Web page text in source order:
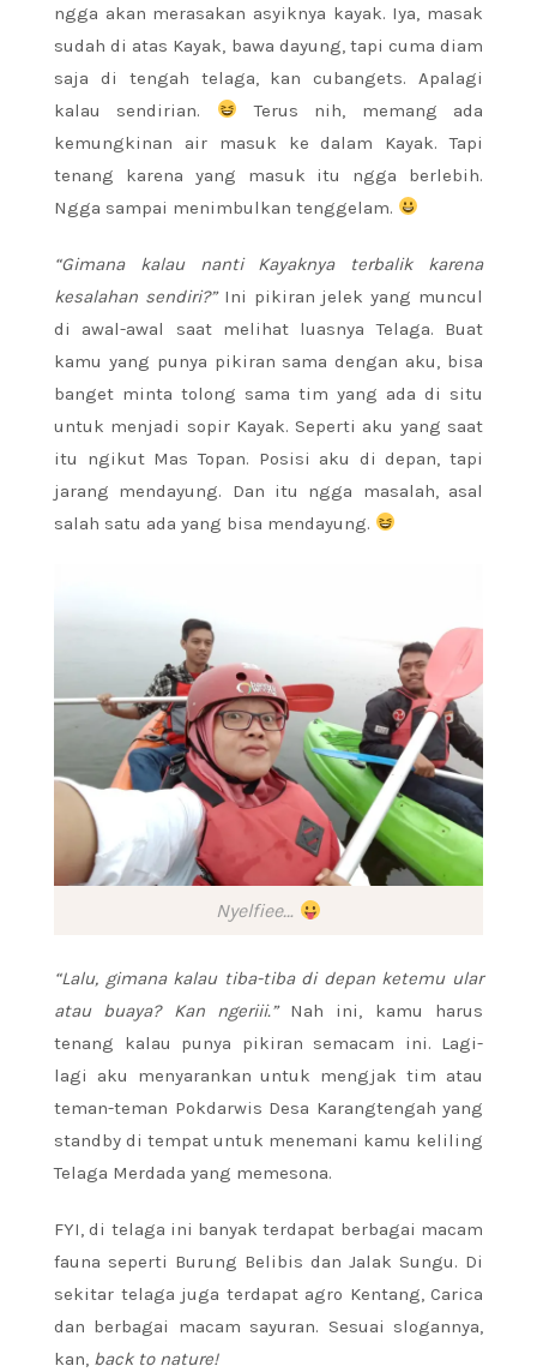
ngga akan merasakan asyiknya kayak. Iya, masak
sudah di atas Kayak, bawa dayung, tapi cuma diam
saja di tengah telaga, kan cubangets. Apalagi
kalau sendirian.
Terus nih, memang ada
kemungkinan air masuk ke dalam Kayak. Tapi
tenang karena yang masuk itu ngga berlebih.
Ngga sampai menimbulkan tenggelam.
“Gimana kalau nanti Kayaknya terbalik karena
kesalahan sendiri?”Ini pikiran jelek yang muncul
di awal-awal saat melihat luasnya Telaga. Buat
kamu yang punya pikiran sama dengan aku, bisa
banget minta tolong sama tim yang ada di situ
untuk menjadi sopir Kayak. Seperti aku yang saat
itu ngikut Mas Topan. Posisi aku di depan, tapi
jarang mendayung. Dan itu ngga masalah, asal
salah satu ada yang bisa mendayung.
Nyelfiee…
“Lalu, gimana kalau tiba-tiba di depan ketemu ular
atau buaya? Kan ngeriii.” Nah ini, kamu harus
tenang kalau punya pikiran semacam ini. Lagi-
lagi aku menyarankan untuk mengjak tim atau
teman-teman Pokdarwis Desa Karangtengah yang
standby di tempat untuk menemani kamu keliling
Telaga Merdada yang memesona.
FYI, di telaga ini banyak terdapat berbagai macam
fauna seperti Burung Belibis dan Jalak Sungu. Di
sekitar telaga juga terdapat agro Kentang, Carica
dan berbagai macam sayuran. Sesuai slogannya,
kan, back to nature!